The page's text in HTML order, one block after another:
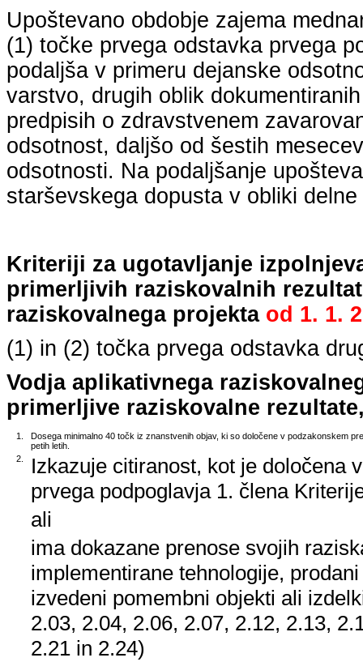
Upoštevano obdobje zajema
(1) točke prvega odstavka prvega
podaljša v primeru dejanske
varstvo, drugih oblik
predpisih o zdravstvenem
odsotnost, daljšo od šestih
odsotnosti. Na podaljšanje
starševskega dopusta v obliki
Kriteriji za ugotavljanje
primerljivih raziskovalnih
raziskovalnega projekta od 1. 1.
(1) in (2) točka prvega odstavka
Vodja aplikativnega
primerljive raziskovalne
1.
Dosega minimalno 40 točk iz znanstvenih objav, ki so določene v podzakonskem
petih letih.
2.
Izkazuje citiranost, kot je določena
prvega podpoglavja 1. člena
ali
ima dokazane prenose svojih
implementirane tehnologije,
izvedeni pomembni objekti ali
2.03, 2.04, 2.06, 2.07, 2.12, 2.13,
2.21 in 2.24)